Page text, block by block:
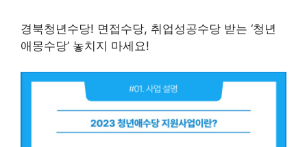
경북청년수당! 면접수당, 취업성공수당 받는 ‘청년
애몽수당’ 놓치지 마세요!